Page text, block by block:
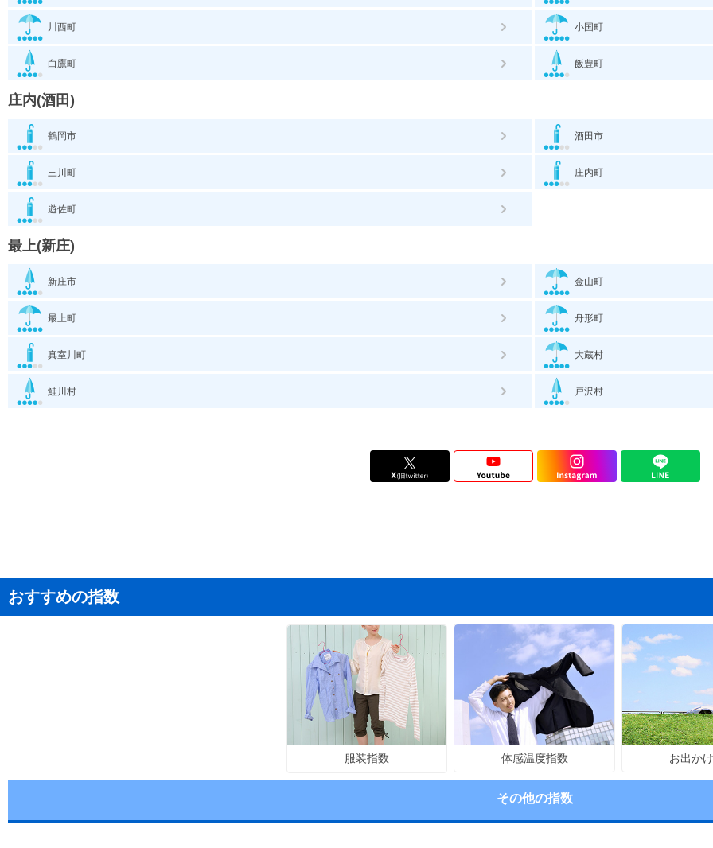
川西町 小国町
白鷹町 飯豊町
庄内(酒田)
鶴岡市 酒田市
三川町 庄内町
遊佐町
最上(新庄)
新庄市 金山町
最上町 舟形町
真室川町 大蔵村
鮭川村 戸沢村
おすすめの指数
服装指数 体感温度指数 お出か
その他の指数